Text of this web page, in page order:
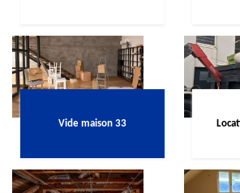
Vide maison 33